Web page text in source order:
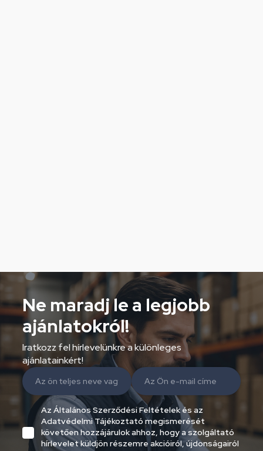
Ne maradj le a legjobb
ajánlatokról!
Iratkozz fel hírlevelünkre a különleges
ajánlatainkért!
Az Általános Szerződési Feltételek és az
Adatvédelmi Tájékoztató megismerését
követően hozzájárulok ahhoz, hogy a szolgáltató
hírlevelet küldjön részemre akcióiról, újdonságairól